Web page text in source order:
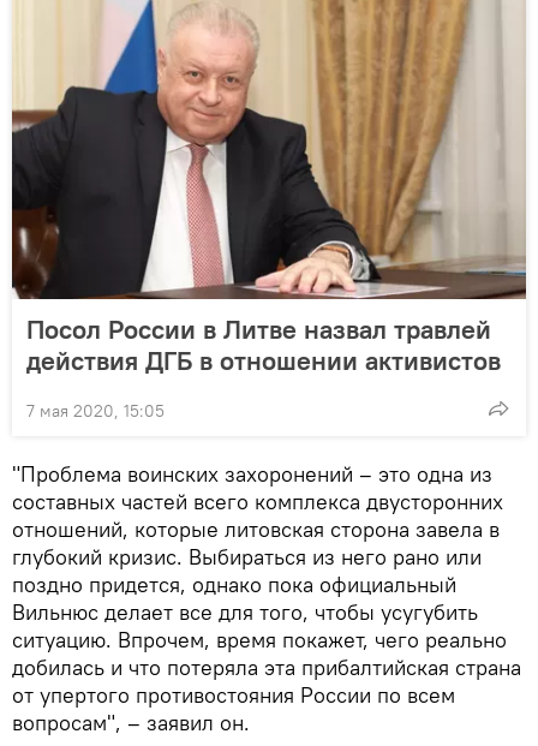
Посол России в Литве назвал травлей
действия ДГБ в отношении активистов
7 мая 2020, 15:05
"Проблема воинских захоронений – это одна из
составных частей всего комплекса двусторонних
отношений, которые литовская сторона завела в
глубокий кризис. Выбираться из него рано или
поздно придется, однако пока официальный
Вильнюс делает все для того, чтобы усугубить
ситуацию. Впрочем, время покажет, чего реально
добилась и что потеряла эта прибалтийская страна
от упертого противостояния России по всем
вопросам", – заявил он.